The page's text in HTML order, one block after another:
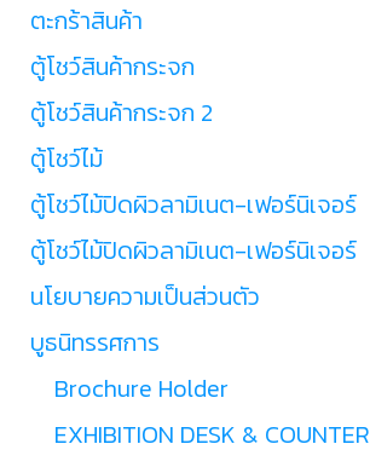
ตะกร้าสินค้า
ตู้โชว์สินค้ากระจก
ตู้โชว์สินค้ากระจก 2
ตู้โชว์ไม้
ตู้โชว์ไม้ปิดผิวลามิเนต-เฟอร์นิเจอร์
ตู้โชว์ไม้ปิดผิวลามิเนต-เฟอร์นิเจอร์
นโยบายความเป็นส่วนตัว
บูธนิทรรศการ
Brochure Holder
EXHIBITION DESK & COUNTER